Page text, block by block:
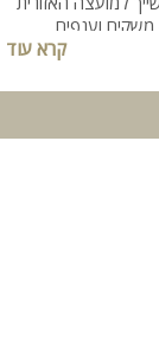
באר טוביה. מושב ניר בנים הינו מושב חקלאי בו כ-60 משקים וענפים
במושב ניר בנים
לאירוח ונופש.
קרא עוד